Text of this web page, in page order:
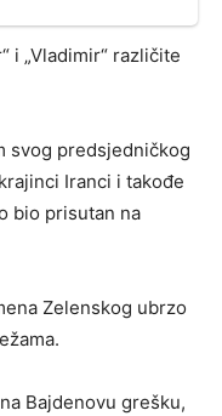
i „Vladimir“ različite
svog predsjedničkog
Iranci i takođe
bio prisutan na
Zelenskog ubrzo
Bajdenovu grešku,